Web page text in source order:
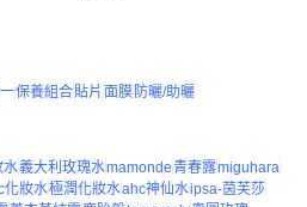
保養組合貼片 面膜 防曬/助曬
水義大利玫瑰水mamonde青春露miguhara
化妝水極潤化妝水ahc神仙水ipsa-茵芙莎